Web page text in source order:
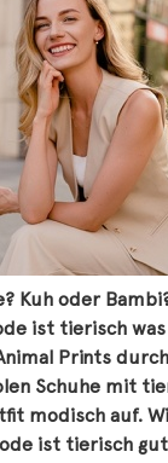
Kuh oder
ist tierisch
Prints
Schuhe mit
modisch auf.
ist tierisch